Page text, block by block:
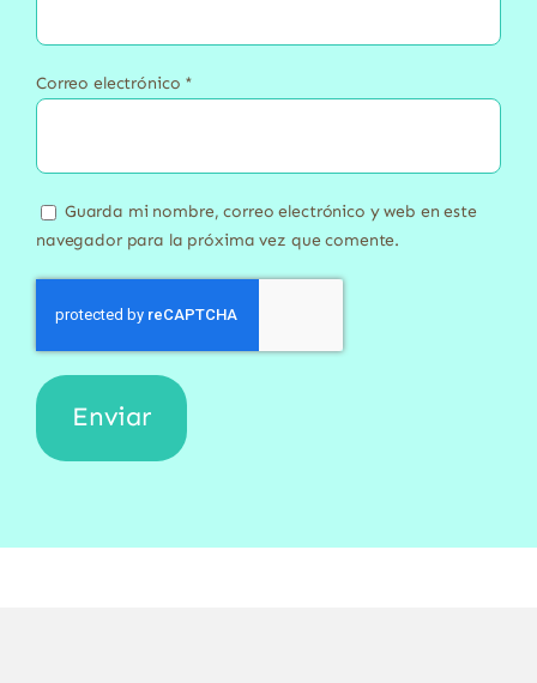
Correo electrónico *
Guarda mi nombre, correo electrónico y web en este
navegador para la próxima vez que comente.